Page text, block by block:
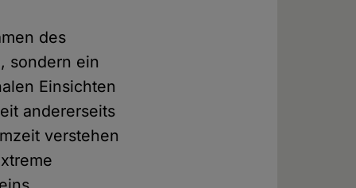
des
sondern ein
Einsichten
andererseits
verstehen